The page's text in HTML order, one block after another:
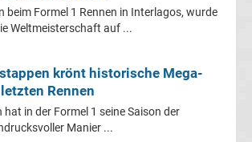
beim Formel 1 Rennen in Interlagos, wurde
Weltmeisterschaft auf ...
krönt historische Mega-
Rennen
hat in der Formel 1 seine Saison der
Manier ...